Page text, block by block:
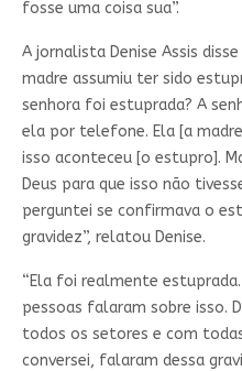
fosse uma coisa sua”.
A jornalista Denise Assis
madre assumiu ter sido
senhora foi estuprada? A
ela por telefone. Ela [a
isso aconteceu [o estupro].
Deus para que isso não
perguntei se confirmava o
gravidez”, relatou Denise.
“Ela foi realmente
pessoas falaram sobre isso.
todos os setores e com
conversei, falaram dessa